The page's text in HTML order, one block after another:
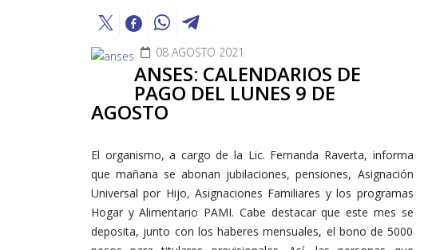
08 AGOSTO 2021
ANSES: CALENDARIOS DE
PAGO DEL LUNES 9 DE
AGOSTO
El organismo, a cargo de la Lic. Fernanda Raverta, informa
que mañana se abonan jubilaciones, pensiones, Asignación
Universal por Hijo, Asignaciones Familiares y los programas
Hogar y Alimentario PAMI. Cabe destacar que este mes se
deposita, junto con los haberes mensuales, el bono de 5000